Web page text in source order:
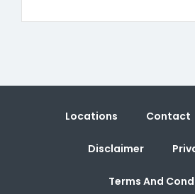
Locations Contact
Disclaimer
Terms And